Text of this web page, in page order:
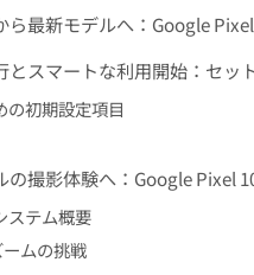
ら最新モデルへ：Google
とスマートな利用開始：セッ
の初期設定項目
の撮影体験へ：Google Pixel
ステム概要
ムの挑戦